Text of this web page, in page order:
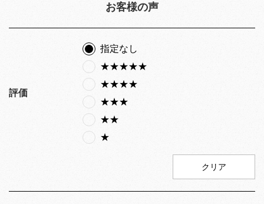
お客様の声
評価
指定なし
★★★★★
★★★★
★★★
★★
★
クリア